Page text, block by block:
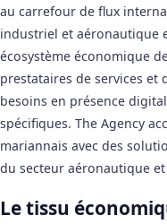
au carrefour de flux
industriel et aéronautique
écosystème économique
prestataires de services et
besoins en présence
spécifiques. The Agency
mariannais avec des
du secteur aéronautique
Le tissu